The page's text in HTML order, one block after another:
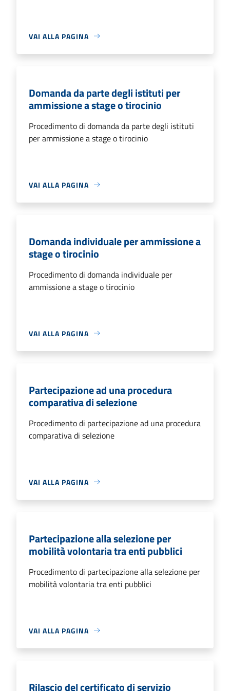
VAI ALLA PAGINA
Domanda da parte degli istituti per
ammissione a stage o tirocinio
Procedimento di domanda da parte degli istituti
per ammissione a stage o tirocinio
VAI ALLA PAGINA
Domanda individuale per ammissione a
stage o tirocinio
Procedimento di domanda individuale per
ammissione a stage o tirocinio
VAI ALLA PAGINA
Partecipazione ad una procedura
comparativa di selezione
Procedimento di partecipazione ad una procedura
comparativa di selezione
VAI ALLA PAGINA
Partecipazione alla selezione per
mobilità volontaria tra enti pubblici
Procedimento di partecipazione alla selezione per
mobilità volontaria tra enti pubblici
VAI ALLA PAGINA
Rilascio del certificato di servizio